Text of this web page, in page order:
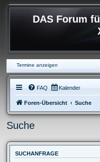
DAS Forum
Termine anzeigen
FAQ Kalender
Foren-Übersicht Suche
Suche
SUCHANFRAGE